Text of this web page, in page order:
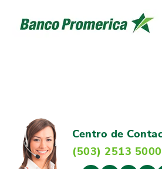
Centro de
(503) 2513 5000